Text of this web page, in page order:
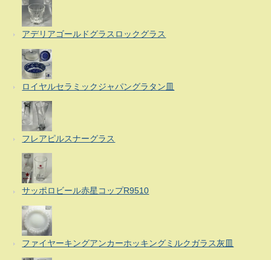
アデリアゴールドグラスロックグラス
ロイヤルセラミックジャパングラタン皿
フレアピルスナーグラス
サッポロビール赤星コップR9510
ファイヤーキングアンカーホッキングミルクガラス灰皿